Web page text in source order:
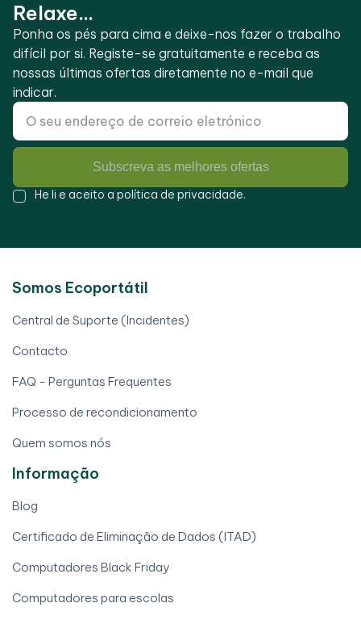
Relaxe...
Ponha os pés para cima e deixe-nos fazer o trabalho
difícil por si. Registe-se gratuitamente e receba as
nossas últimas ofertas diretamente no e-mail que
indicar.
Subscreva as melhores ofertas
He li e aceito a política de privacidade.
Somos Ecoportátil
Central de Suporte (Incidentes)
Contacto
FAQ - Perguntas Frequentes
Processo de recondicionamento
Quem somos nós
Informação
Blog
Certificado de Eliminação de Dados (ITAD)
Computadores Black Friday
Computadores para escolas